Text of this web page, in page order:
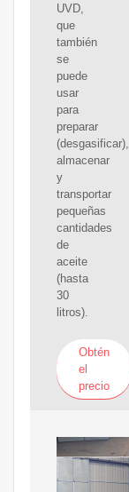
UVD,
que
también
se
puede
usar
para
preparar
(desgasificar),
almacenar
y
transportar
pequeñas
cantidades
de
aceite
(hasta
30
litros).
Obtén
el
precio